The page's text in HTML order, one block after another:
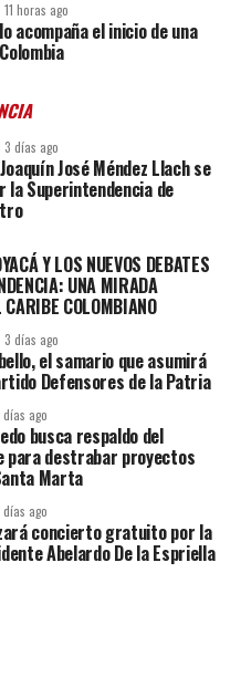
11 horas ago
acompaña el inicio de una
3 días ago
José Méndez Llach se
Superintendencia de
Y LOS NUEVOS DEBATES
UNA MIRADA
COLOMBIANO
3 días ago
el samario que asumirá
Defensores de la Patria
días ago
busca respaldo del
para destrabar proyectos
Marta
días ago
concierto gratuito por la
Abelardo De la Espriella